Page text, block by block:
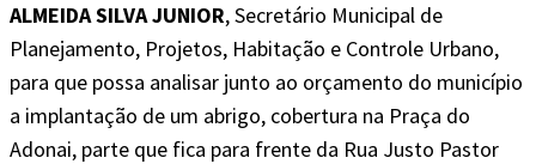
ALMEIDA SILVA JUNIOR, Secretário Municipal de
Planejamento, Projetos, Habitação e Controle Urbano,
para que possa analisar junto ao orçamento do município
a implantação de um abrigo, cobertura na Praça do
Adonai, parte que fica para frente da Rua Justo Pastor